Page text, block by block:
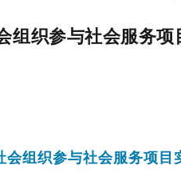
织参与社会服务项
组织参与社会服务项目